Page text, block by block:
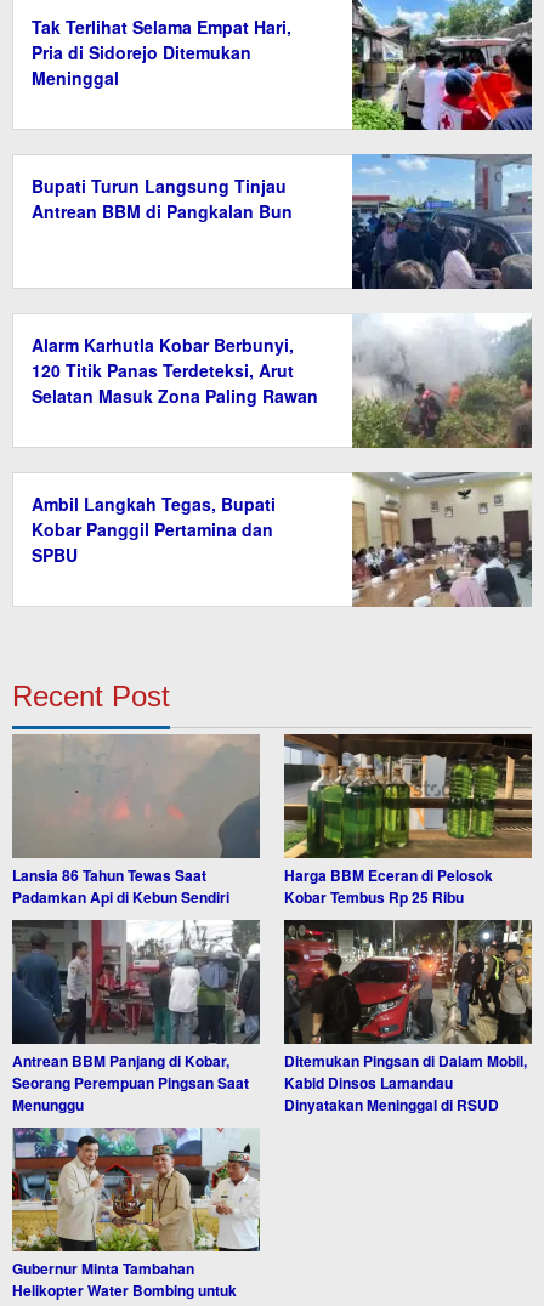
Tak Terlihat Selama Empat Hari,
Pria di Sidorejo Ditemukan
Meninggal
Bupati Turun Langsung Tinjau
Antrean BBM di Pangkalan Bun
Alarm Karhutla Kobar Berbunyi,
120 Titik Panas Terdeteksi, Arut
Selatan Masuk Zona Paling Rawan
Ambil Langkah Tegas, Bupati
Kobar Panggil Pertamina dan
SPBU
Recent Post
Lansia 86 Tahun Tewas Saat
Padamkan Api di Kebun Sendiri
Harga BBM Eceran di Pelosok
Kobar Tembus Rp 25 Ribu
Antrean BBM Panjang di Kobar,
Seorang Perempuan Pingsan Saat
Menunggu
Ditemukan Pingsan di Dalam Mobil,
Kabid Dinsos Lamandau
Dinyatakan Meninggal di RSUD
Gubernur Minta Tambahan
Helikopter Water Bombing untuk